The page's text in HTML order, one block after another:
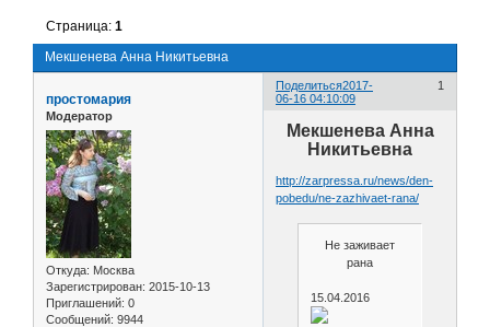
Мекшенева Анна Никитьевна
Страница:1
Поделиться 1
2017-
06-16 04:10:09
простомария
Модератор
Откуда: Москва
Зарегистрирован: 2015-10-13
Приглашений: 0
Сообщений: 9944
Мекшенева Анна
Никитьевна
http://zarpressa.ru/news/den-
pobedu/ne-zazhivaet-rana/
Не заживает
рана
15.04.2016